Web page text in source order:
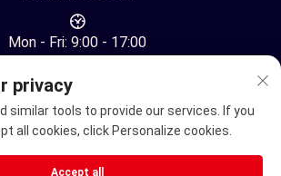
Mon - Fri: 9:00 - 17:00
Youhuan Automation Technology Co.,
privacy
similar tools to provide our services. If you
all cookies, click Personalize cookies.
Accept all